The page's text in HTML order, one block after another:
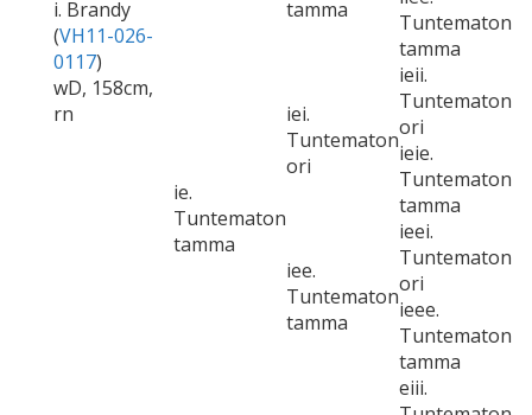
i. Brandy
(VH11-026-
0117)
wD, 158cm,
rn
tamma
Tuntematon
tamma
ie.
Tuntematon
tamma
iei.
Tuntematon
ori
ieii.
Tuntematon
ori
ieie.
Tuntematon
tamma
iee.
Tuntematon
tamma
ieei.
Tuntematon
ori
ieee.
Tuntematon
tamma
eiii.